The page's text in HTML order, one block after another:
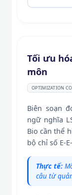
Tối ưu
môn
OPTIMIZATION
Biên soạn
ngữ nghĩa
Bio cần thể
bộ chỉ số E-
Thực tế:
câu từ